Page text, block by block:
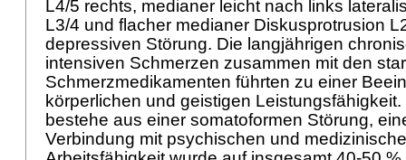
L4/5 rechts, medianer leicht nach links
L3/4 und flacher medianer Diskusprotrusion
depressiven Störung. Die langjährigen
intensiven Schmerzen zusammen mit den
Schmerzmedikamenten führten zu einer
körperlichen und geistigen
bestehe aus einer somatoformen Störung,
Verbindung mit psychischen und